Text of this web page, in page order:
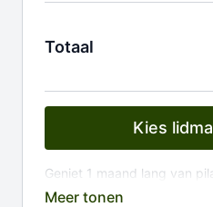
Totaal
Kies
Geniet 1 maand lang van
het wil!